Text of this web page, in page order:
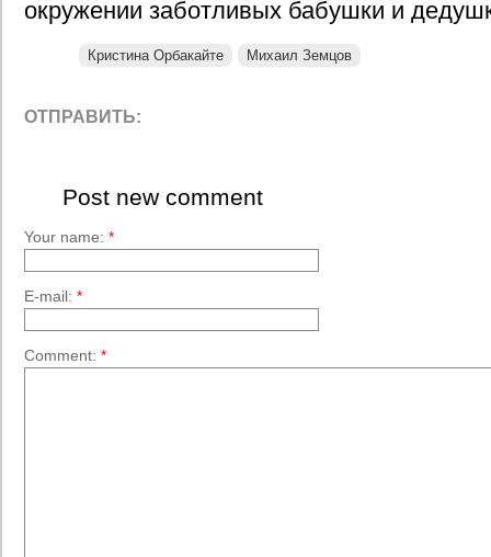
окружении заботливых бабушки и
Кристина Орбакайте Михаил Земцов
ОТПРАВИТЬ:
Post new comment
Your name: *
E-mail: *
Comment: *